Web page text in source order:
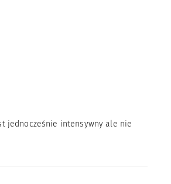
jednocześnie intensywny ale nie